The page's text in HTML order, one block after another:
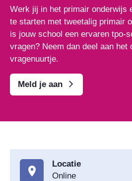
Werk jij in het primair onderwijs
te starten met tweetalig primair
is jouw school een ervaren tpo-
vragen? Neem dan deel aan het
vragenuurtje.
Meld je aan
Locatie
Online